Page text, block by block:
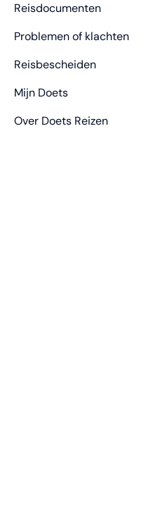
Reisdocumenten
Problemen of klachten
Reisbescheiden
Mijn Doets
Over Doets Reizen